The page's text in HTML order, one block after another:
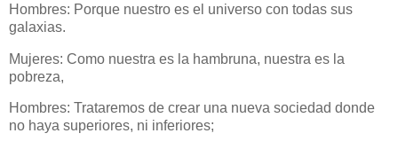
Hombres: Porque nuestro es el universo con todas sus
galaxias.
Mujeres: Como nuestra es la hambruna, nuestra es la
pobreza,
Hombres: Trataremos de crear una nueva sociedad donde
no haya superiores, ni inferiores;